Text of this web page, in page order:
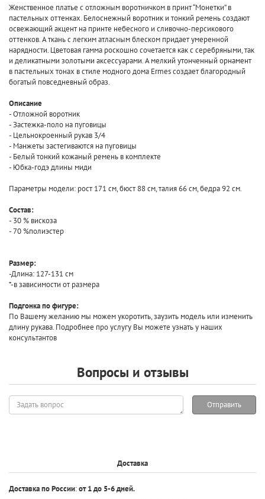
Женственное платье с отложным воротничком в принт “Монетки” в
пастельных оттенках. Белоснежный воротник и тонкий ремень создают
освежающий акцент на принте небесного и сливочно-персикового
оттенков. А ткань с легким атласным блеском придает умеренной
нарядности. Цветовая гамма роскошно сочетается как с серебряными, так
и деликатными золотыми аксессуарами. А мелкий утонченный орнамент
в пастельных тонах в стиле модного дома Ermes создает благородный
богатый повседневный образ.
Описание
- Отложной воротник
- Застежка-поло на пуговицы
- Цельнокроенный рукав 3/4
- Манжеты застегиваются на пуговицы
- Белый тонкий кожаный ремень в комплекте
- Юбка-годэ длины миди
Параметры модели: рост 171 см, бюст 88 см, талия 66 см, бедра 92 см.
Состав:
- 30 % вискоза
- 70 %полиэстер
Размер:
-Длина: 127-131 см
*-в зависимости от размера
Подгонка по фигуре:
По Вашему желанию мы можем укоротить, заузить модель или изменить
длину рукава. Подробнее про услугу Вы можете узнать у наших
консультантов
Вопросы и отзывы
Задать
вопрос
Отправить
Доставка
Доставка по России:от 1 до 5-6 дней.